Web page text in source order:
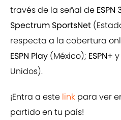
través de la señal de ESPN
Spectrum SportsNet
respecta a la cobertura
ESPN Play (México); ESPN+ y
Unidos).
¡Entra a este link para ver
partido en tu país!